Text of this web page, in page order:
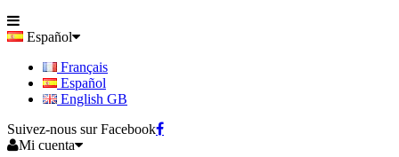
Español
Français
Español
English GB
Suivez-nous sur Facebook
Mi cuenta